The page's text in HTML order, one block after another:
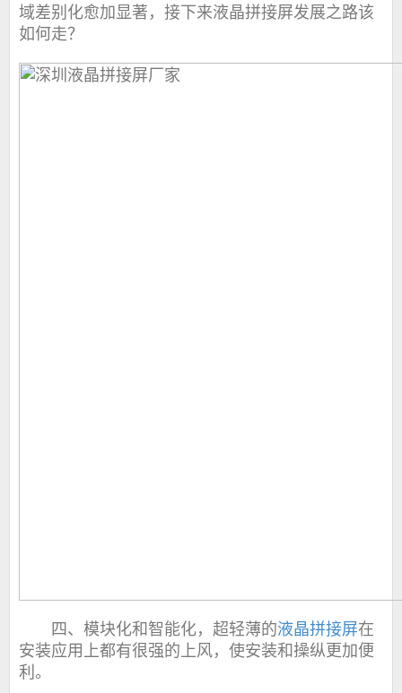
域差别化愈加显著，接下来液晶拼接屏发展之路该
如何走？
四、模块化和智能化，超轻薄的液晶拼接屏在
安装应用上都有很强的上风，使安装和操纵更加便
利。